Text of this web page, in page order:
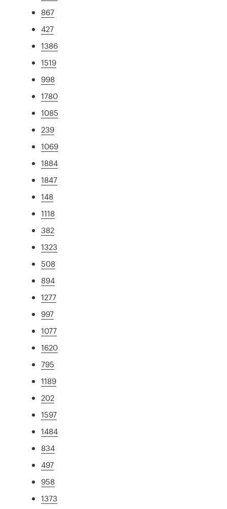
867
427
1386
1519
998
1780
1085
239
1069
1884
1847
148
1118
382
1323
508
894
1277
997
1077
1620
795
1189
202
1597
1484
834
497
958
1373